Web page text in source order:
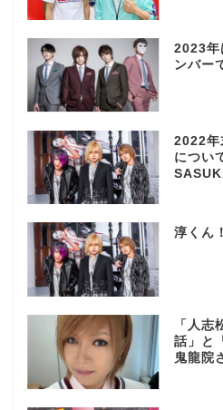
2023年
ンバー
2022年
につい
淳くん
「人志
話」と
鬼龍院